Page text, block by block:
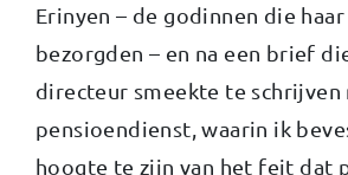
Erinyen – de godinnen die
bezorgden – en na een brief
directeur smeekte te schrijven
pensioendienst, waarin ik
hoogte te zijn van het feit dat